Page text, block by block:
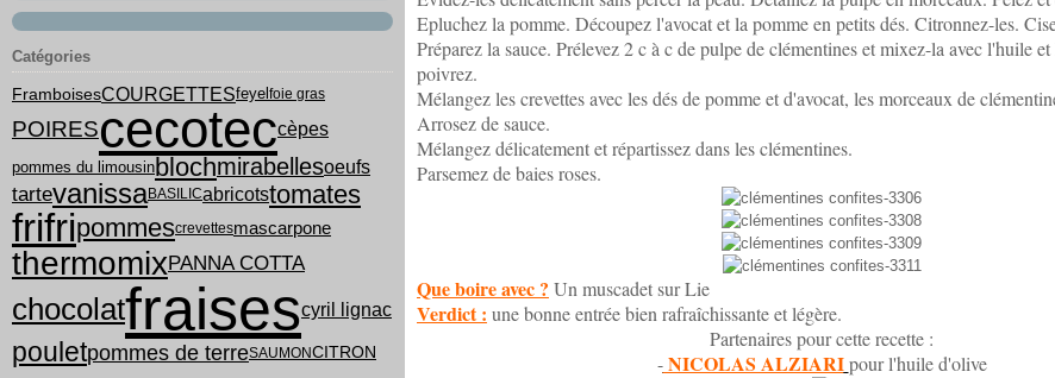
Catégories
FramboisesCOURGETTESfeyel foie gras
POIREScecoteccèpes
pommes du limousinblochmirabellesoeufs
tartevanissaBASILICabricotstomates
frifripommescrevettesmascarpone
thermomixPANNA COTTA
chocolatfraisescyril lignac
pouletpommes de terreSAUMONCITRON
Epluchez la pomme. Découpez l'avocat et la pomme en petits dés. Citronnez-les.
Préparez la sauce. Prélevez 2 c à c de pulpe de clémentines et mixez-la avec l'huile
poivrez.
Mélangez les crevettes avec les dés de pomme et d'avocat, les morceaux de
Arrosez de sauce.
Mélangez délicatement et répartissez dans les clémentines.
Parsemez de baies roses.
Que boire avec ? Un muscadet sur Lie
Verdict : une bonne entrée bien rafraîchissante et légère.
Partenaires pour cette recette :
-NICOLAS ALZIARI pour l'huile d'olive